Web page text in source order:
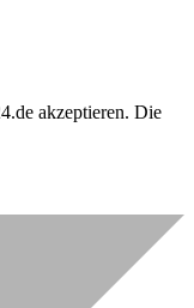
akzeptieren. Die